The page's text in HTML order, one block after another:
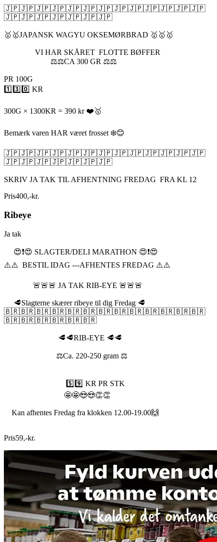
🇯🇵🇯🇵🇯🇵🇯🇵🇯🇵🇯🇵🇯🇵🇯🇵🇯🇵🇯🇵🇯🇵🇯🇵🇯🇵
🇯🇵🇯🇵🇯🇵🇯🇵🇯🇵🇯🇵🇯🇵
🥇🥇JAPANSK WAGYU OKSEMØRBRAD 🥇🥇🥇
VI HAR SKÅRET FLOTTE BØFFER
⚖️⚖️CA 300 GR ⚖️⚖️
PR 100G
1️⃣3️⃣0️⃣ KR
300G × 1300KR = 390 kr ❤️🥇
Bemærk varen HAR været frosset ❄️😊
🇯🇵🇯🇵🇯🇵🇯🇵🇯🇵🇯🇵🇯🇵🇯🇵🇯🇵🇯🇵🇯🇵🇯🇵🇯🇵
🇯🇵🇯🇵🇯🇵🇯🇵🇯🇵🇯🇵🇯🇵
SKRIV JA TAK TIL AFHENTNING FREDAG FRA KL 12
Pris400,-kr.
Ribeye
Ja tak
😍❗️😍 SLAGTER/DELI MARATHON 😍❗️😍
⚠️⚠️ BESTIL IDAG ---AFHENTES FREDAG ⚠️⚠️
🚨🚨🚨 JA TAK RIB-EYE 🚨🚨🚨
🥩Slagterne skærer ribeye til dig Fredag 🥩
🇧🇷🇧🇷🇧🇷🇧🇷🇧🇷🇧🇷🇧🇷🇧🇷🇧🇷🇧🇷🇧🇷🇧🇷🇧🇷
🇧🇷🇧🇷🇧🇷🇧🇷🇧🇷🇧🇷
🥩🥩RIB-EYE 🥩🥩
⚖️Ca. 220-250 gram ⚖️
5️⃣9️⃣ KR PR STK
🤩🤩😍😍👏👏
Kan afhentes Fredag fra klokken 12.00-19.00🙌
Pris59,-kr.